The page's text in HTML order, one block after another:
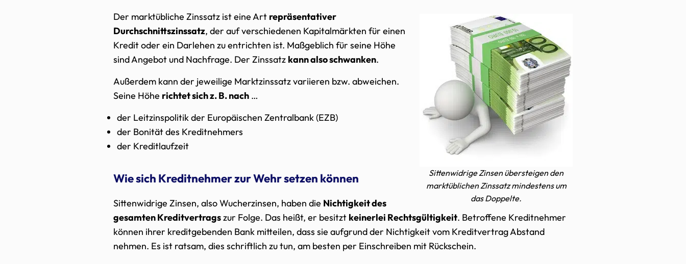
Sittenwidrige Zinsen übersteigen den
marktüblichen Zinssatz mindestens um
das Doppelte.
Der marktübliche Zinssatz ist eine Art repräsentativer
Durchschnittszinssatz, der auf verschiedenen Kapitalmärkten für einen
Kredit oder ein Darlehen zu entrichten ist. Maßgeblich für seine Höhe
sind Angebot und Nachfrage. Der Zinssatz kann also schwanken.
Außerdem kann der jeweilige Marktzinssatz variieren bzw. abweichen.
Seine Höhe richtet sich z. B. nach …
der Leitzinspolitik der Europäischen Zentralbank (EZB)
der Bonität des Kreditnehmers
der Kreditlaufzeit
Wie sich Kreditnehmer zur Wehr setzen können
Sittenwidrige Zinsen, also Wucherzinsen, haben die Nichtigkeit des
gesamten Kreditvertragszur Folge. Das heißt, er besitzt keinerlei Rechtsgültigkeit. Betroffene Kreditnehmer
können ihrer kreditgebenden Bank mitteilen, dass sie aufgrund der Nichtigkeit vom Kreditvertrag Abstand
nehmen. Es ist ratsam, dies schriftlich zu tun, am besten per Einschreiben mit Rückschein.